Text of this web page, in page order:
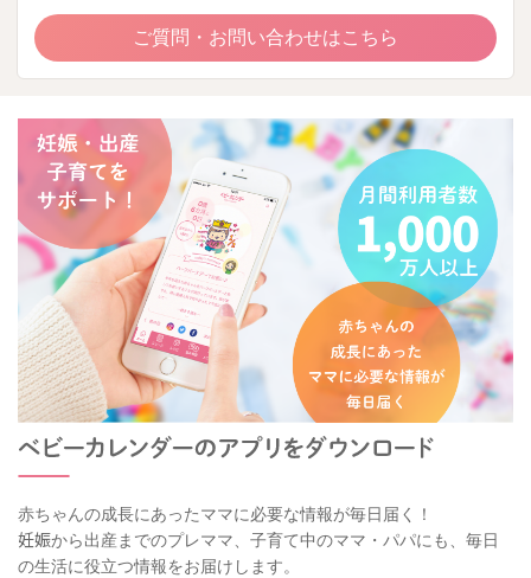
ご質問・お問い合わせはこちら
赤ちゃんの成長にあったママに必要な情報が毎日届く！
妊娠から出産までのプレママ、子育て中のママ・パパにも、毎日
の生活に役立つ情報をお届けします。